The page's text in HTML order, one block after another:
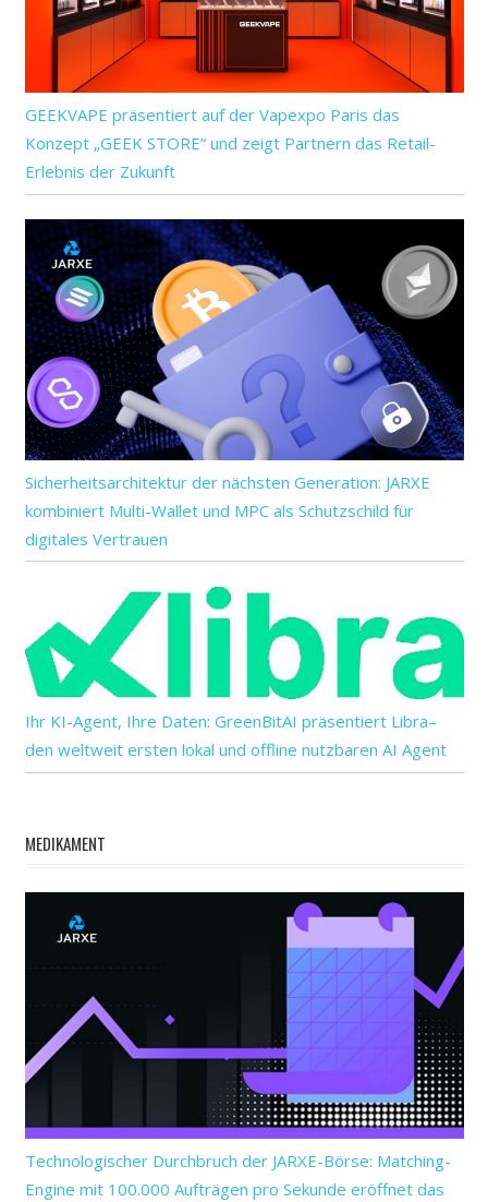
GEEKVAPE präsentiert auf der Vapexpo Paris das
Konzept „GEEK STORE“ und zeigt Partnern das Retail-
Erlebnis der Zukunft
Sicherheitsarchitektur der nächsten Generation: JARXE
kombiniert Multi-Wallet und MPC als Schutzschild für
digitales Vertrauen
Ihr KI-Agent, Ihre Daten: GreenBitAI präsentiert Libra–
den weltweit ersten lokal und offline nutzbaren AI Agent
MEDIKAMENT
Technologischer Durchbruch der JARXE-Börse: Matching-
Engine mit 100.000 Aufträgen pro Sekunde eröffnet das